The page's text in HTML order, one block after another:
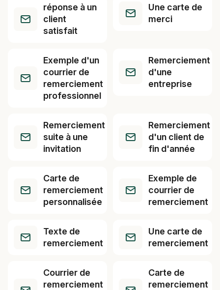
réponse à un
client
satisfait
Une carte de
merci
Exemple d'un
courrier de
remerciement
professionnel
Remerciement
d'une
entreprise
Remerciement
suite à une
invitation
Remerciement
d'un client de
fin d'année
Carte de
remerciement
personnalisée
Exemple de
courrier de
remerciement
Texte de
remerciement
Une carte de
remerciement
Courrier de
remerciement
Carte de
remerciement